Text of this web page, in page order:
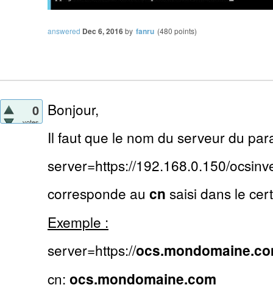
answered Dec 6, 2016by fanru (480 points)
0
votes
Bonjour,
Il faut que le nom du serveur du
server=https://192.168.0.150/
corresponde au cn saisi dans le
Exemple :
server=https://
cn: ocs.mondomaine.com